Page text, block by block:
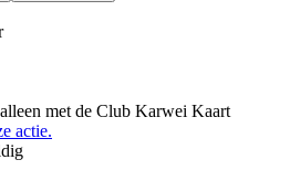
met de Club Karwei Kaart
actie.